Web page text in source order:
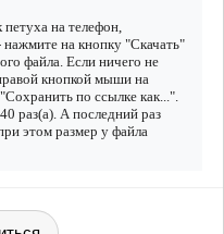
на телефон,
на кнопку "Скачать"
файла. Если ничего не
кнопкой мыши на
по ссылке как...".
раз(а). А последний раз
этом размер у файла